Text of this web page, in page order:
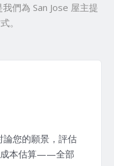
們為 San Jose 屋主提
。
論您的願景，評估
成本估算——全部